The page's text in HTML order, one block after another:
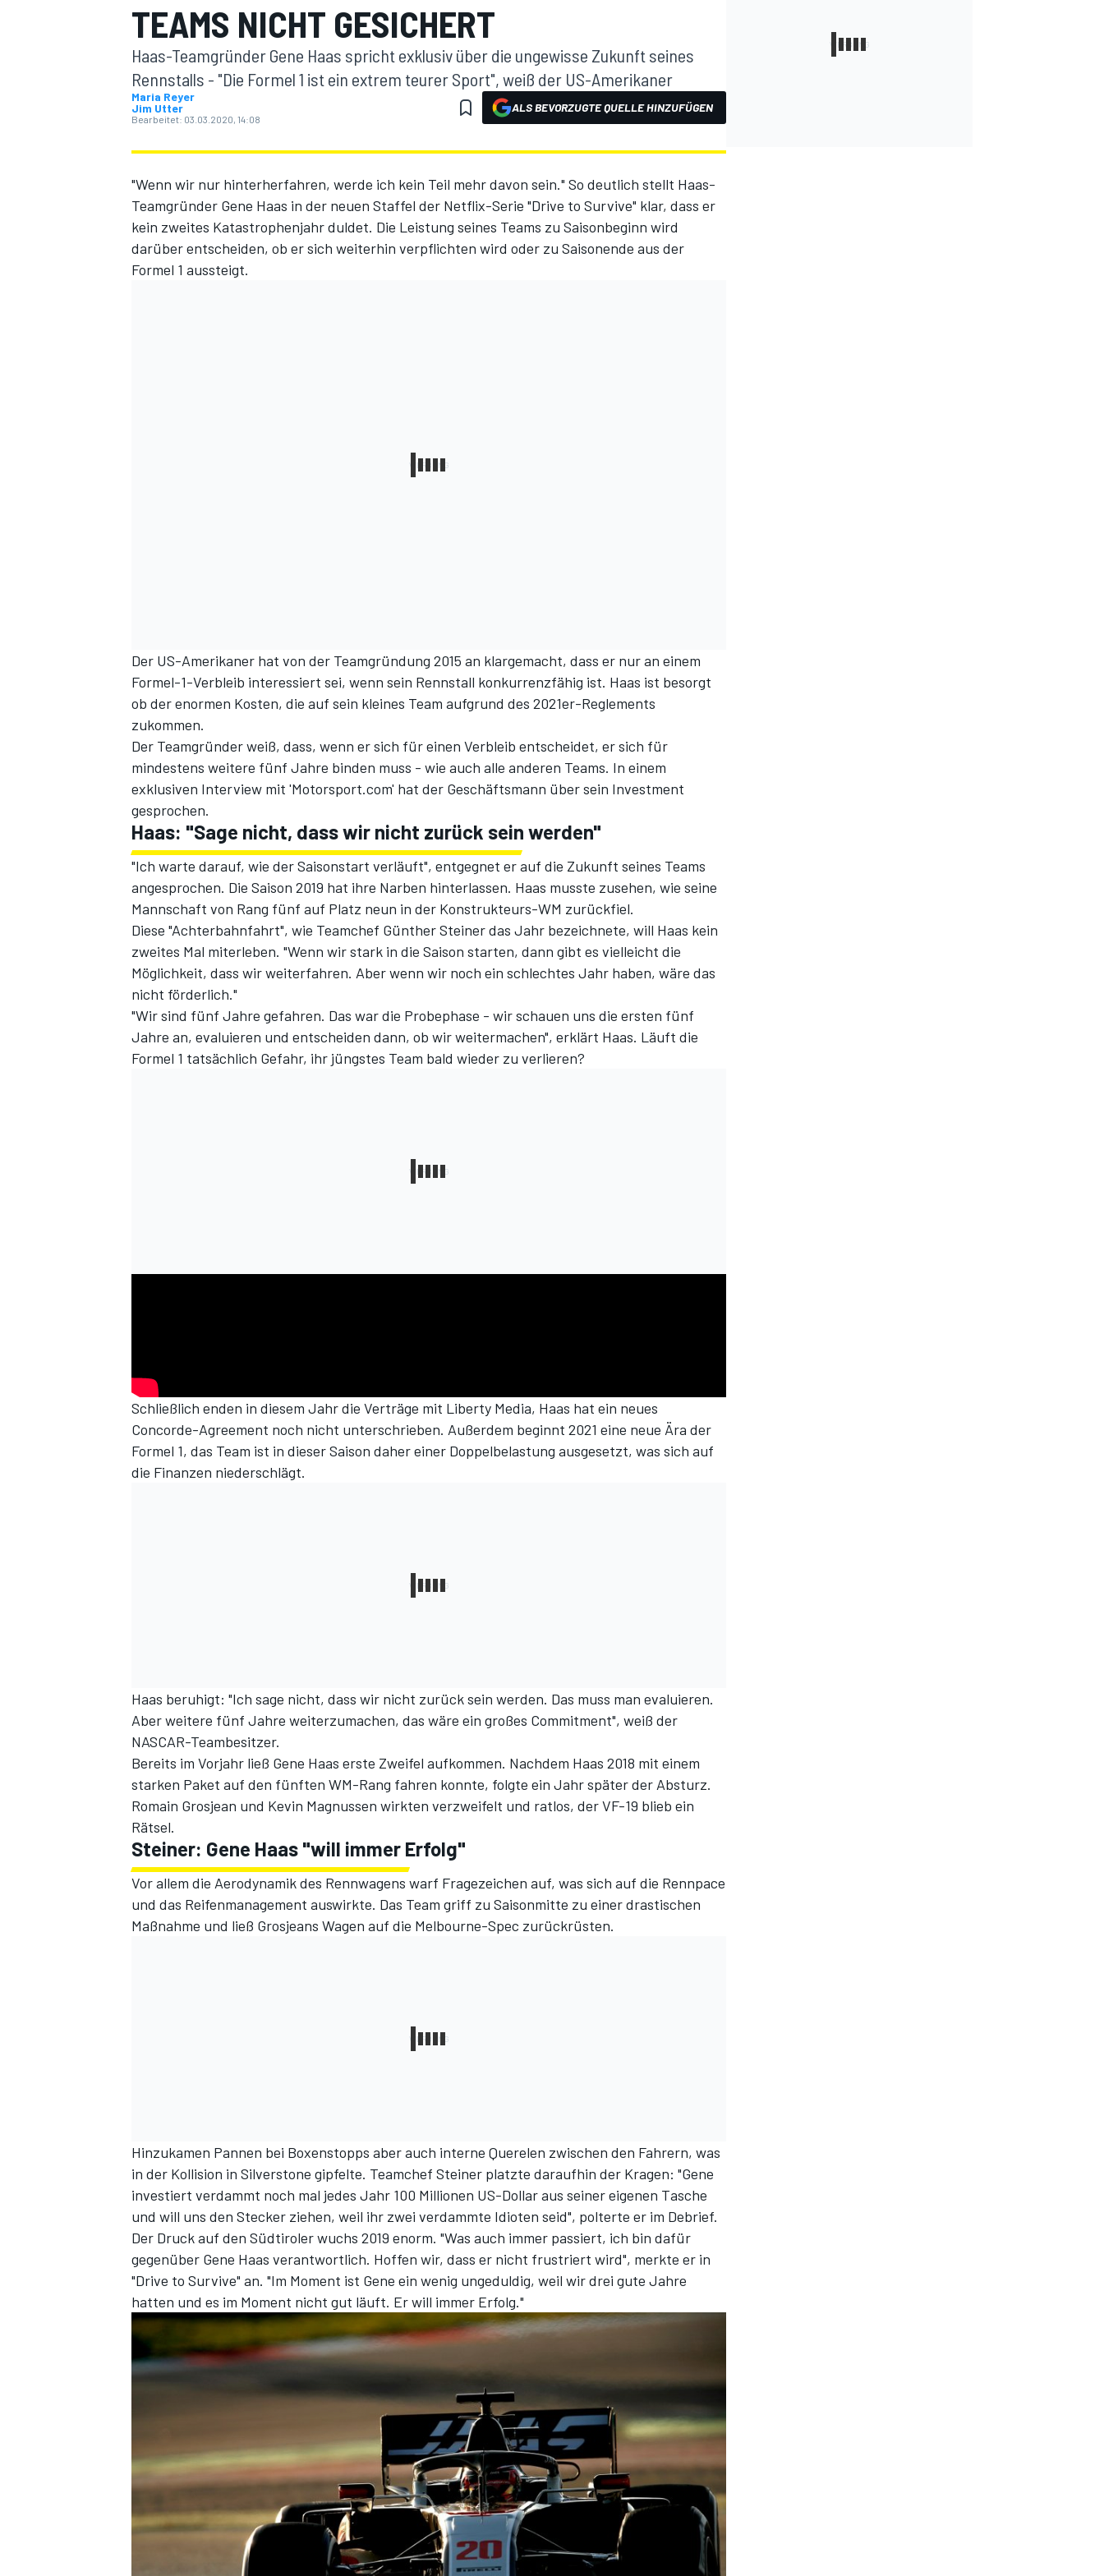
TEAMS NICHT GESICHERT
Haas-Teamgründer Gene Haas spricht exklusiv über die ungewisse Zukunft seines
Rennstalls - "Die Formel 1 ist ein extrem teurer Sport", weiß der US-Amerikaner
Maria Reyer
Jim Utter
Bearbeitet: 03.03.2020, 14:08
ALS BEVORZUGTE QUELLE HINZUFÜGEN
"Wenn wir nur hinterherfahren, werde ich kein Teil mehr davon sein." So deutlich stellt Haas-
Teamgründer Gene Haas in der neuen Staffel der Netflix-Serie "Drive to Survive" klar, dass er
kein zweites Katastrophenjahr duldet. Die Leistung seines Teams zu Saisonbeginn wird
darüber entscheiden, ob er sich weiterhin verpflichten wird oder zu Saisonende aus der
Formel 1 aussteigt.
Der US-Amerikaner hat von der Teamgründung 2015 an klargemacht, dass er nur an einem
Formel-1-Verbleib interessiert sei, wenn sein Rennstall konkurrenzfähig ist. Haas ist besorgt
ob der enormen Kosten, die auf sein kleines Team aufgrund des 2021er-Reglements
zukommen.
Der Teamgründer weiß, dass, wenn er sich für einen Verbleib entscheidet, er sich für
mindestens weitere fünf Jahre binden muss - wie auch alle anderen Teams. In einem
exklusiven Interview mit 'Motorsport.com' hat der Geschäftsmann über sein Investment
gesprochen.
Haas: "Sage nicht, dass wir nicht zurück sein werden"
"Ich warte darauf, wie der Saisonstart verläuft", entgegnet er auf die Zukunft seines Teams
angesprochen. Die Saison 2019 hat ihre Narben hinterlassen. Haas musste zusehen, wie seine
Mannschaft von Rang fünf auf Platz neun in der Konstrukteurs-WM zurückfiel.
Diese "Achterbahnfahrt", wie Teamchef Günther Steiner das Jahr bezeichnete, will Haas kein
zweites Mal miterleben. "Wenn wir stark in die Saison starten, dann gibt es vielleicht die
Möglichkeit, dass wir weiterfahren. Aber wenn wir noch ein schlechtes Jahr haben, wäre das
nicht förderlich."
"Wir sind fünf Jahre gefahren. Das war die Probephase - wir schauen uns die ersten fünf
Jahre an, evaluieren und entscheiden dann, ob wir weitermachen", erklärt Haas. Läuft die
Formel 1 tatsächlich Gefahr, ihr jüngstes Team bald wieder zu verlieren?
Schließlich enden in diesem Jahr die Verträge mit Liberty Media, Haas hat ein neues
Concorde-Agreement noch nicht unterschrieben. Außerdem beginnt 2021 eine neue Ära der
Formel 1, das Team ist in dieser Saison daher einer Doppelbelastung ausgesetzt, was sich auf
die Finanzen niederschlägt.
Haas beruhigt: "Ich sage nicht, dass wir nicht zurück sein werden. Das muss man evaluieren.
Aber weitere fünf Jahre weiterzumachen, das wäre ein großes Commitment", weiß der
NASCAR-Teambesitzer.
Bereits im Vorjahr ließ Gene Haas erste Zweifel aufkommen. Nachdem Haas 2018 mit einem
starken Paket auf den fünften WM-Rang fahren konnte, folgte ein Jahr später der Absturz.
Romain Grosjean und Kevin Magnussen wirkten verzweifelt und ratlos, der VF-19 blieb ein
Rätsel.
Steiner: Gene Haas "will immer Erfolg"
Vor allem die Aerodynamik des Rennwagens warf Fragezeichen auf, was sich auf die Rennpace
und das Reifenmanagement auswirkte. Das Team griff zu Saisonmitte zu einer drastischen
Maßnahme und ließ Grosjeans Wagen auf die Melbourne-Spec zurückrüsten.
Hinzukamen Pannen bei Boxenstopps aber auch interne Querelen zwischen den Fahrern, was
in der Kollision in Silverstone gipfelte. Teamchef Steiner platzte daraufhin der Kragen: "Gene
investiert verdammt noch mal jedes Jahr 100 Millionen US-Dollar aus seiner eigenen Tasche
und will uns den Stecker ziehen, weil ihr zwei verdammte Idioten seid", polterte er im Debrief.
Der Druck auf den Südtiroler wuchs 2019 enorm. "Was auch immer passiert, ich bin dafür
gegenüber Gene Haas verantwortlich. Hoffen wir, dass er nicht frustriert wird", merkte er in
"Drive to Survive" an. "Im Moment ist Gene ein wenig ungeduldig, weil wir drei gute Jahre
hatten und es im Moment nicht gut läuft. Er will immer Erfolg."